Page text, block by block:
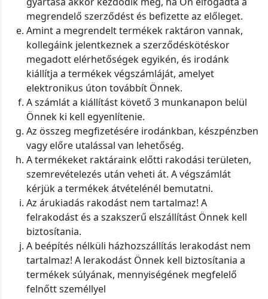
megrendelő szerződést és befizette az előleget.
Amint a megrendelt termékek raktáron vannak,
kollegáink jelentkeznek a szerződéskötéskor
megadott elérhetőségek egyikén, és irodánk
kiállítja a termékek végszámláját, amelyet
elektronikus úton továbbít Önnek.
A számlát a kiállítást követő 3 munkanapon belül
Önnek ki kell egyenlítenie.
Az összeg megfizetésére irodánkban, készpénzben
vagy előre utalással van lehetőség.
A termékeket raktáraink előtti rakodási területen,
szemrevételezés után veheti át. A végszámlát
kérjük a termékek átvételénél bemutatni.
Az árukiadás rakodást nem tartalmaz! A
felrakodást és a szakszerű elszállítást Önnek kell
biztosítania.
A beépítés nélküli házhozszállítás lerakodást nem
tartalmaz! A lerakodást Önnek kell biztosítania a
termékek súlyának, mennyiségének megfelelő
felnőtt személlyel